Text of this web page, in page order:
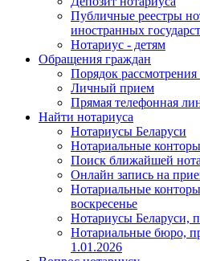
Публичные реестры
иностранных
Нотариус - детям
Обращения граждан
Порядок
Личный прием
Прямая телефонная
Найти нотариуса
Нотариусы Беларуси
Нотариальные конторы
Поиск ближайшей
Онлайн запись на
Нотариальные
воскресенье
Нотариусы Беларуси,
Нотариальные бюро,
1.01.2026